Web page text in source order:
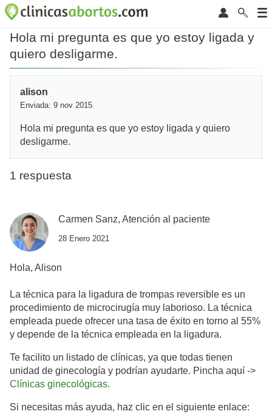
Hola mi pregunta es que yo estoy ligada y
quiero desligarme.
alison
Enviada: 9 nov 2015
Hola mi pregunta es que yo estoy ligada y quiero
desligarme.
1 respuesta
Carmen Sanz, Atención al paciente
28 Enero 2021
Hola, Alison
La técnica para la ligadura de trompas reversible es un
procedimiento de microcirugía muy laborioso. La técnica
empleada puede ofrecer una tasa de éxito en torno al 55%
y depende de la técnica empleada en la ligadura.
Te facilito un listado de clínicas, ya que todas tienen
unidad de ginecología y podrían ayudarte. Pincha aquí ->
Clínicas ginecológicas.
Si necesitas más ayuda, haz clic en el siguiente enlace: